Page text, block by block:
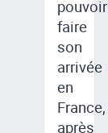
pouvoir
faire
son
arrivée
en
France,
après